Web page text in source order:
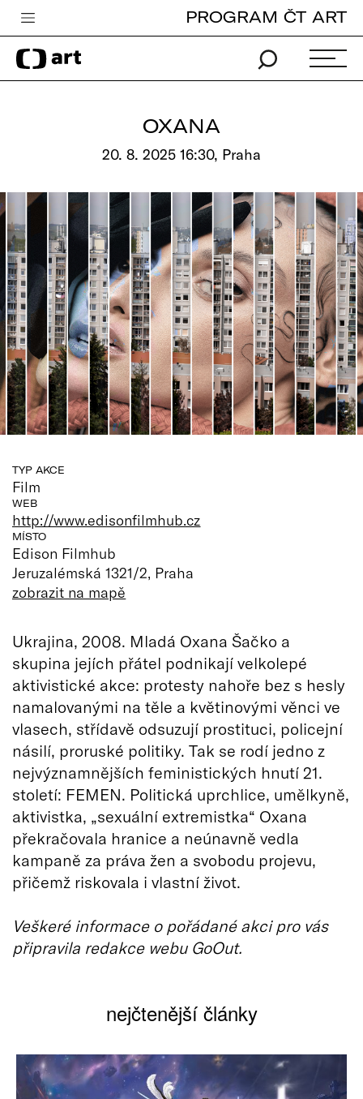
Česká televize
Zpravodajství
Pro děti
edu
Vše o ČT
PROGRAM ČT ART
OXANA
20. 8. 2025 16:30, Praha
TYP AKCE
Film
WEB
http://www.edisonfilmhub.cz
MÍSTO
Edison Filmhub
Jeruzalémská 1321/2, Praha
zobrazit na mapě
Ukrajina, 2008. Mladá Oxana Šačko a
skupina jejích přátel podnikají velkolepé
aktivistické akce: protesty nahoře bez s hesly
namalovanými na těle a květinovými věnci ve
vlasech, střídavě odsuzují prostituci, policejní
násilí, proruské politiky. Tak se rodí jedno z
nejvýznamnějších feministických hnutí 21.
století: FEMEN. Politická uprchlice, umělkyně,
aktivistka, „sexuální extremistka“ Oxana
překračovala hranice a neúnavně vedla
kampaně za práva žen a svobodu projevu,
přičemž riskovala i vlastní život.
Veškeré informace o pořádané akci pro vás
připravila redakce webu GoOut.
nejčtenější články